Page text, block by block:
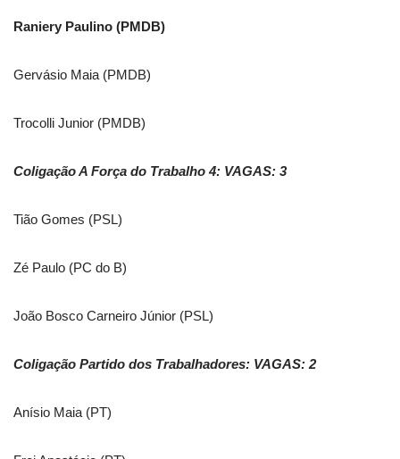
Raniery Paulino (PMDB)
Gervásio Maia (PMDB)
Trocolli Junior (PMDB)
Coligação A Força do Trabalho 4: VAGAS: 3
Tião Gomes (PSL)
Zé Paulo (PC do B)
João Bosco Carneiro Júnior (PSL)
Coligação Partido dos Trabalhadores: VAGAS: 2
Anísio Maia (PT)